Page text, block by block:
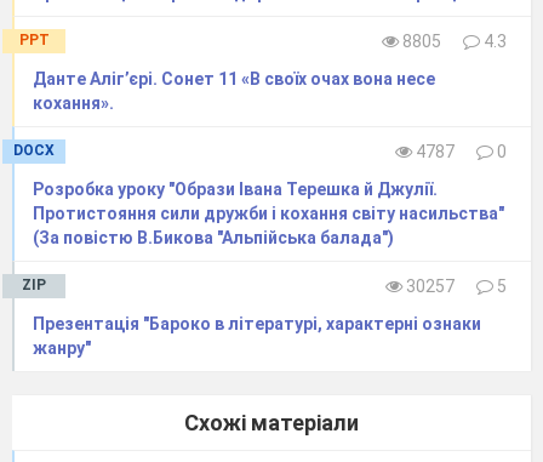
літературні жанри (жанрові різновиди) -
філософська повість і роман виховання.
II.Повідомлення теми і мети уроку
Доба просвітництва – це історичний
прийнято окреслювати двома європейськими
революціями - в Англії і Франції.Появу
просвітницького світогляду підготував
математики,астрономії,фізики.Просвітництво
Західної Європи: Британії, Франції,
PPT 8805
4.3
Данте Аліг’єрі. Сонет 11 «В своїх очах вона несе
кохання».
DOCX 4787
0
Розробка уроку "Образи Івана Терешка й Джулії.
Протистояння сили дружби і кохання світу насильства"
(За повістю В.Бикова "Альпійська балада")
ZIP 30257
5
Презентація "Бароко в літературі, характерні ознаки
жанру"
Схожі матеріали